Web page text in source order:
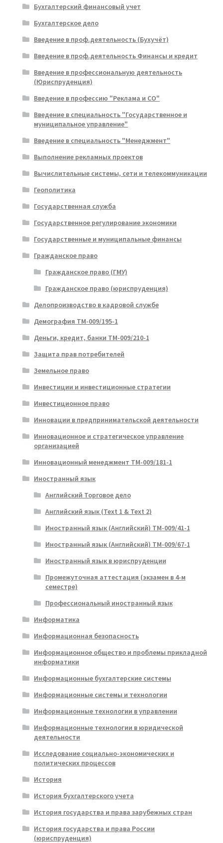
Бухгалтерский финансовый учет
Бухгалтерское дело
Введение в проф.деятельность (Бухучёт)
Введение в проф.деятельность Финансы и кредит
Введение в профессиональную деятельность
(Юриспруденция)
Введение в профессию "Реклама и СО"
Введение в специальность "Государственное и
муниципальное управление"
Введение в специальность "Менеджмент"
Выполнение рекламных проектов
Вычислительные системы, сети и телекоммуникации
Геополитика
Государственная служба
Государственное регулирование экономики
Государственные и муниципальные финансы
Гражданское право
Гражданское право (ГМУ)
Гражданское право (юриспруденция)
Делопроизводство в кадровой службе
Демография ТМ-009/195-1
Деньги, кредит, банки ТМ-009/210-1
Защита прав потребителей
Земельное право
Инвестиции и инвестиционные стратегии
Инвестиционное право
Инновации в предпринимательской деятельности
Инновационное и стратегическое управление
организацией
Инновационный менеджмент ТМ-009/181-1
Иностранный язык
Английский Торговое дело
Английский язык (Text 1 & Text 2)
Иностранный язык (Английский) ТМ-009/41-1
Иностранный язык (Английский) ТМ-009/67-1
Иностранный язык в юриспруденции
Промежуточная аттестация (экзамен в 4-м
семестре)
Профессиональный иностранный язык
Информатика
Информационная безопасность
Информационное общество и проблемы прикладной
информатики
Информационные бухгалтерские системы
Информационные системы и технологии
Информационные технологии в управлении
Информационные технологии в юридической
деятельности
Исследование социально-экономических и
политических процессов
История
История бухгалтерского учета
История государства и права зарубежных стран
История государства и права России
(юриспруденция)